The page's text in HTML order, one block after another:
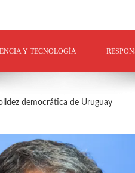
Y TECNOLOGÍA
democrática de Uruguay